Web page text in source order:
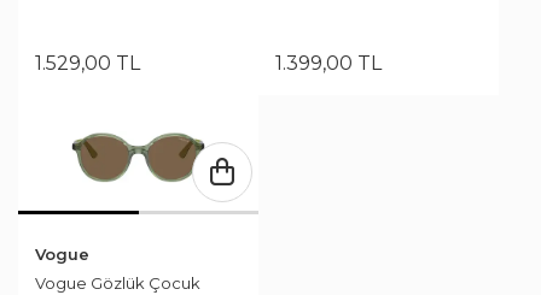
1.529,00 TL 1.399,00 TL
Vogue
Vogue Gözlük Çocuk